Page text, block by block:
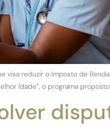
visa reduzir o Imposto de
Idade”, o programa